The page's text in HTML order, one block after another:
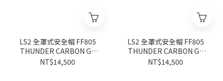
LS2 全罩式安全帽 FF805
THUNDER CARBON GP
AERO FLASH 選手彩繪
NT$14,500
LS2 全罩式安全帽 FF805
THUNDER CARBON GP
AERO FIRE 選手彩繪
NT$14,500